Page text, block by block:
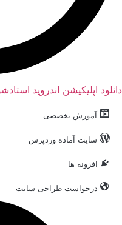
اپلیکیشن اندروید استادشو
آموزش تخصصی
سایت آماده وردپرس
افزونه ها
درخواست طراحی سایت